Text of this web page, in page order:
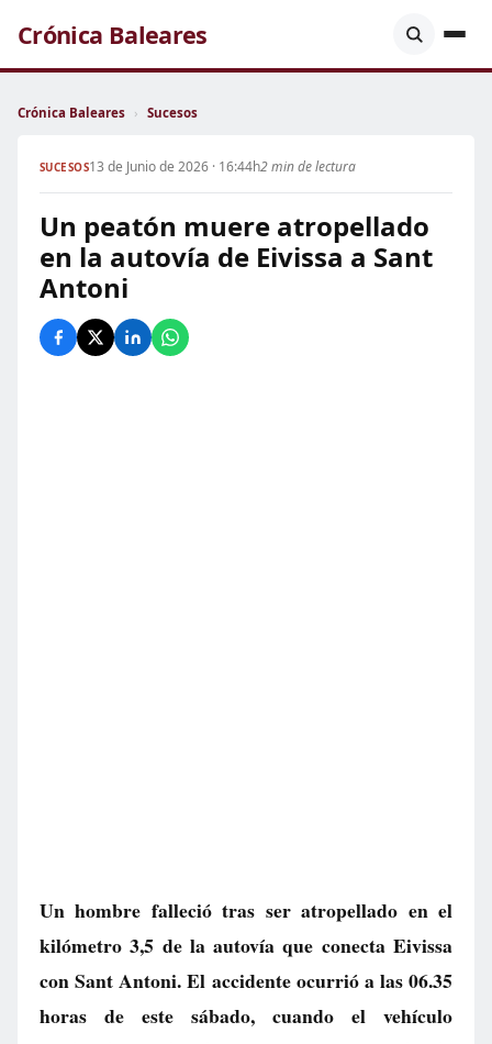
Crónica Baleares
Crónica Baleares › Sucesos
SUCESOS13 de Junio de 2026 · 16:44h2 min de lectura
Un peatón muere atropellado
en la autovía de Eivissa a Sant
Antoni
Un hombre falleció tras ser atropellado en el
kilómetro 3,5 de la autovía que conecta Eivissa
con Sant Antoni. El accidente ocurrió a las 06.35
horas de este sábado, cuando el vehículo